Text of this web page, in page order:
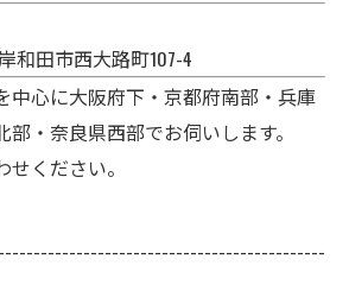
和田市西大路町107-4
中心に大阪府下・京都府南部・兵庫
・奈良県西部でお伺いします。
ください。